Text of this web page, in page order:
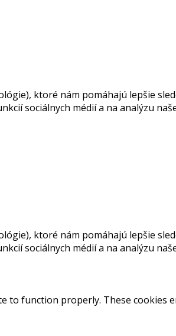
ktoré nám pomáhajú lepšie
sociálnych médií a na analýzu
ktoré nám pomáhajú lepšie
sociálnych médií a na analýzu
to function properly. These